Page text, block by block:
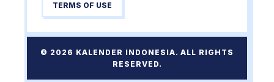
TERMS OF USE
© 2026 KALENDER INDONESIA. ALL RIGHTS
RESERVED.